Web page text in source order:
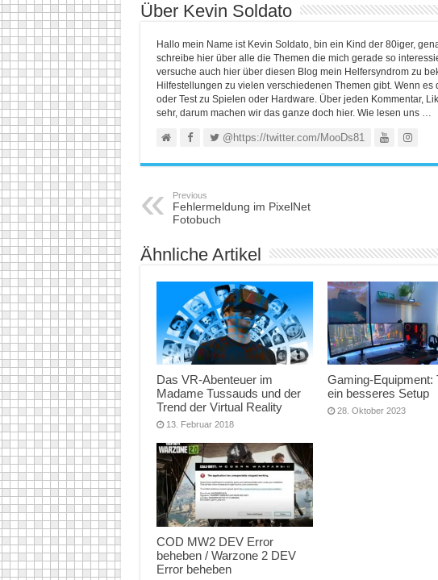
Über Kevin Soldato
Hallo mein Name ist Kevin Soldato, bin ein Kind der 80iger,
schreibe hier über alle die Themen die mich gerade so
versuche auch hier über diesen Blog mein Helfersyndrom zu
Hilfestellungen zu vielen verschiedenen Themen gibt. Wenn
oder Test zu Spielen oder Hardware. Über jeden Kommentar,
sehr, darum machen wir das ganze doch hier. Wie lesen uns …
@https://twitter.com/MooDs81
Previous
Fehlermeldung im PixelNet
Fotobuch
Ähnliche Artikel
Das VR-Abenteuer im
Madame Tussauds und der
Trend der Virtual Reality
13. Februar 2018
Gaming-Equipment:
ein besseres Setup
28. Oktober 2023
COD MW2 DEV Error
beheben / Warzone 2 DEV
Error beheben